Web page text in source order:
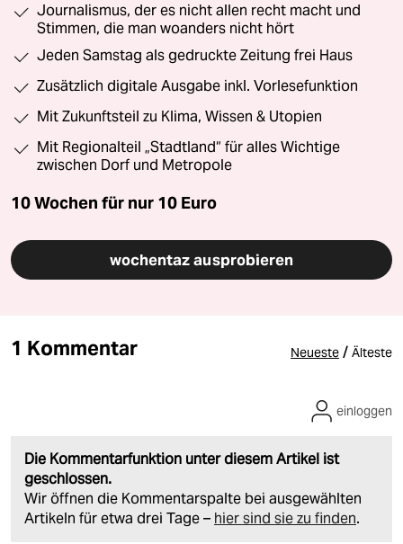
Journalismus, der es nicht allen recht macht und
Stimmen, die man woanders nicht hört
Jeden Samstag als gedruckte Zeitung frei Haus
Zusätzlich digitale Ausgabe inkl. Vorlesefunktion
Mit Zukunftsteil zu Klima, Wissen & Utopien
Mit Regionalteil „Stadtland“ für alles Wichtige
zwischen Dorf und Metropole
10 Wochen für nur 10 Euro
wochentaz ausprobieren
1 Kommentar Neueste / Älteste
Die Kommentarfunktion unter diesem Artikel ist
geschlossen.
Wir öffnen die Kommentarspalte bei ausgewählten
Artikeln für etwa drei Tage – hier sind sie zu finden.
einloggen